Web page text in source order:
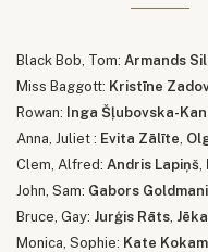
Black Bob, Tom: Armands
Miss Baggott: Kristīne
Rowan: Inga Šļubovska-
Anna, Juliet : Evita Zālīte
Clem, Alfred: Andris Lapiņš
John, Sam: Gabors
Bruce, Gay: Jurģis Rāts
Monica, Sophie: Kate